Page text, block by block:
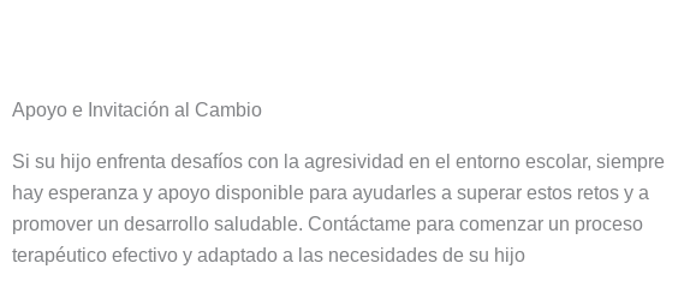
Apoyo e Invitación al Cambio
Si su hijo enfrenta desafíos con la agresividad en el entorno escolar, siempre
hay esperanza y apoyo disponible para ayudarles a superar estos retos y a
promover un desarrollo saludable. Contáctame para comenzar un proceso
terapéutico efectivo y adaptado a las necesidades de su hijo